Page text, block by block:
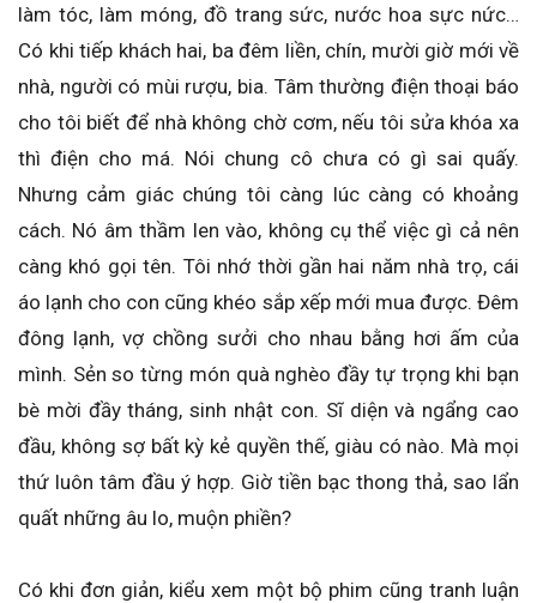
làm tóc, làm móng, đồ trang sức, nước hoa sực nức…
Có khi tiếp khách hai, ba đêm liền, chín, mười giờ mới về
nhà, người có mùi rượu, bia. Tâm thường điện thoại báo
cho tôi biết để nhà không chờ cơm, nếu tôi sửa khóa xa
thì điện cho má. Nói chung cô chưa có gì sai quấy.
Nhưng cảm giác chúng tôi càng lúc càng có khoảng
cách. Nó âm thầm len vào, không cụ thể việc gì cả nên
càng khó gọi tên. Tôi nhớ thời gần hai năm nhà trọ, cái
áo lạnh cho con cũng khéo sắp xếp mới mua được. Đêm
đông lạnh, vợ chồng sưởi cho nhau bằng hơi ấm của
mình. Sẻn so từng món quà nghèo đầy tự trọng khi bạn
bè mời đầy tháng, sinh nhật con. Sĩ diện và ngẩng cao
đầu, không sợ bất kỳ kẻ quyền thế, giàu có nào. Mà mọi
thứ luôn tâm đầu ý hợp. Giờ tiền bạc thong thả, sao lẩn
quất những âu lo, muộn phiền?
Có khi đơn giản, kiểu xem một bộ phim cũng tranh luận